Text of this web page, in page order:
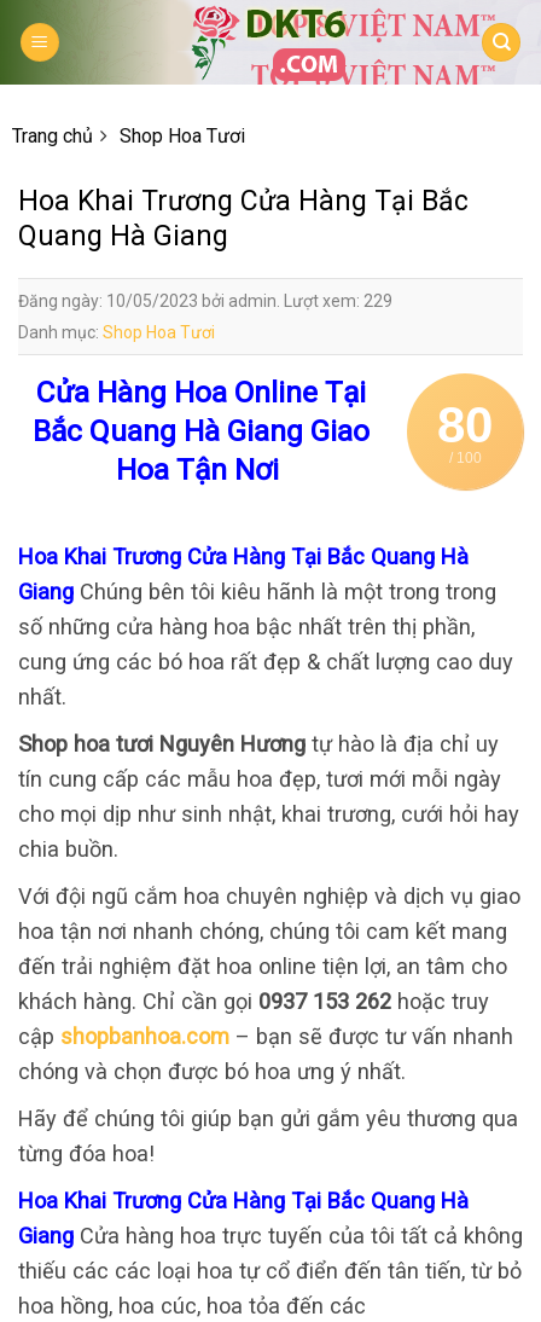
Trang chủ Shop Hoa Tươi
Hoa Khai Trương Cửa Hàng Tại Bắc
Quang Hà Giang
Đăng ngày: 10/05/2023 bởi admin. Lượt xem: 229
Danh mục: Shop Hoa Tươi
80
/ 100
Cửa Hàng Hoa Online Tại
Bắc Quang Hà Giang Giao
Hoa Tận Nơi
Hoa Khai Trương Cửa Hàng Tại Bắc Quang Hà
Giang Chúng bên tôi kiêu hãnh là một trong trong
số những cửa hàng hoa bậc nhất trên thị phần,
cung ứng các bó hoa rất đẹp & chất lượng cao duy
nhất.
Shop hoa tươi Nguyên Hương tự hào là địa chỉ uy
tín cung cấp các mẫu hoa đẹp, tươi mới mỗi ngày
cho mọi dịp như sinh nhật, khai trương, cưới hỏi hay
chia buồn.
Với đội ngũ cắm hoa chuyên nghiệp và dịch vụ giao
hoa tận nơi nhanh chóng, chúng tôi cam kết mang
đến trải nghiệm đặt hoa online tiện lợi, an tâm cho
khách hàng. Chỉ cần gọi 0937 153 262 hoặc truy
cập shopbanhoa.com – bạn sẽ được tư vấn nhanh
chóng và chọn được bó hoa ưng ý nhất.
Hãy để chúng tôi giúp bạn gửi gắm yêu thương qua
từng đóa hoa!
Hoa Khai Trương Cửa Hàng Tại Bắc Quang Hà
Giang Cửa hàng hoa trực tuyến của tôi tất cả không
thiếu các các loại hoa tự cổ điển đến tân tiến, từ bỏ
hoa hồng, hoa cúc, hoa tỏa đến các